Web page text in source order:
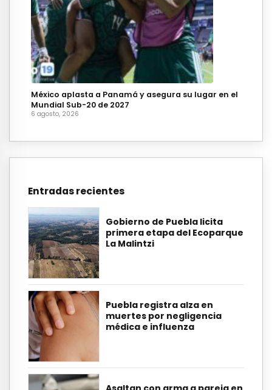
México aplasta a Panamá y asegura su lugar en el
Mundial Sub-20 de 2027
6 agosto, 2026
Entradas recientes
Gobierno de Puebla licita
primera etapa del Ecoparque
La Malintzi
Puebla registra alza en
muertes por negligencia
médica e influenza